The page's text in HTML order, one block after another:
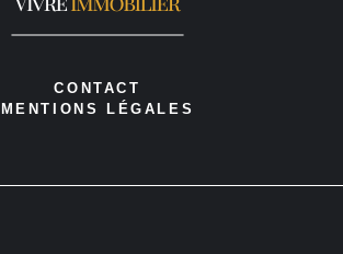
CONTACT
MENTIONS LÉGALES